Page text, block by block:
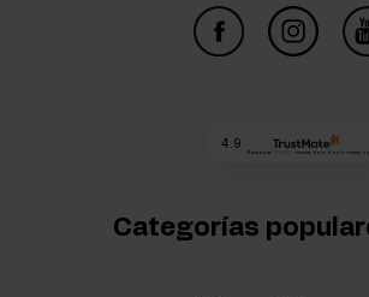
Categorías
4.9
Basada en 68 382 reseñas de todos los tiempos